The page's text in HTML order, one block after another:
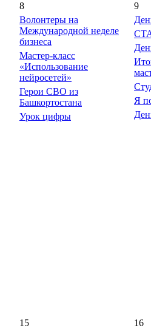
8
Волонтеры на
Международной неделе
бизнеса
Мастер-класс
«Использование
нейросетей»
Герои СВО из
Башкортостана
Урок цифры
9
Я
15
16